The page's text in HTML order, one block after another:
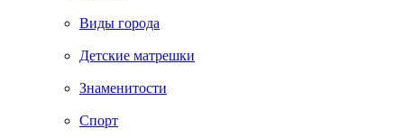
Виды города
Детские матрешки
Знаменитости
Спорт